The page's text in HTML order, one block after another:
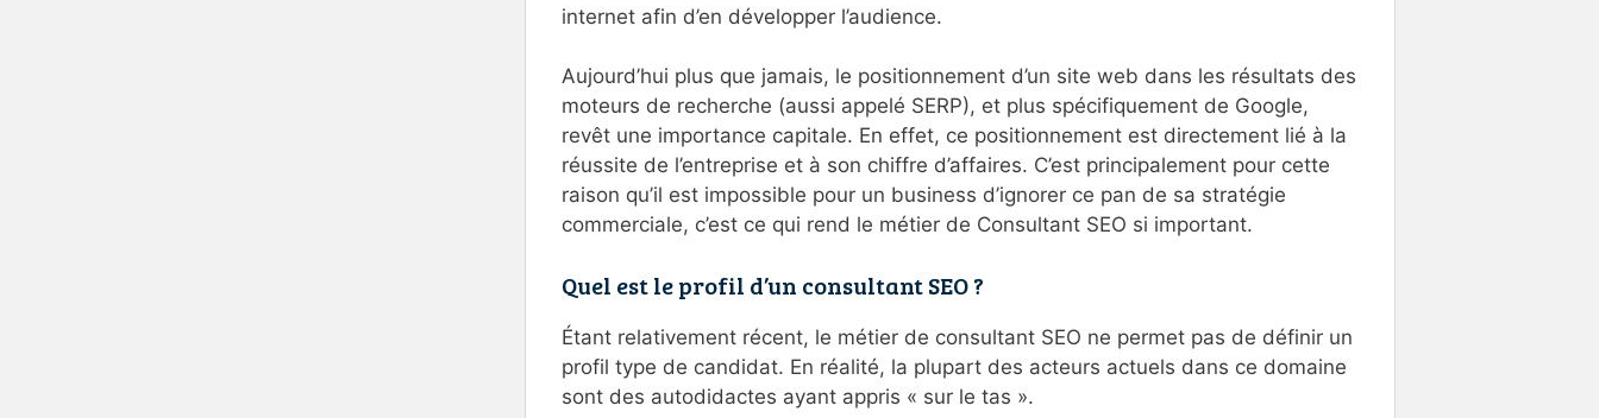
internet afin d’en développer l’audience.
Aujourd’hui plus que jamais, le positionnement d’un site web dans les résultats des
moteurs de recherche (aussi appelé SERP), et plus spécifiquement de Google,
revêt une importance capitale. En effet, ce positionnement est directement lié à la
réussite de l’entreprise et à son chiffre d’affaires. C’est principalement pour cette
raison qu’il est impossible pour un business d’ignorer ce pan de sa stratégie
commerciale, c’est ce qui rend le métier de Consultant SEO si important.
Quel est le profil d’un consultant SEO ?
Étant relativement récent, le métier de consultant SEO ne permet pas de définir un
profil type de candidat. En réalité, la plupart des acteurs actuels dans ce domaine
sont des autodidactes ayant appris « sur le tas ».